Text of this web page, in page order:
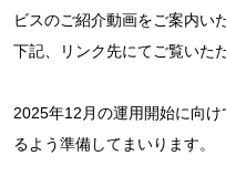
ビスのご紹介動画をご案内い
下記、リンク先にてご覧いた
2025年12月の運用開始に向
るよう準備してまいります。